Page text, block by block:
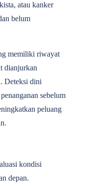
atau kanker
belum
memiliki riwayat
dianjurkan
Deteksi dini
sebelum
peluang
kondisi
depan.